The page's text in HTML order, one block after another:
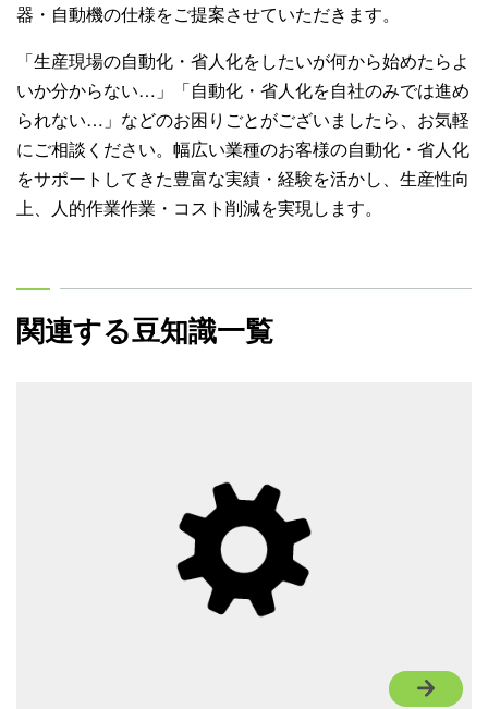
器・自動機の仕様をご提案させていただきます。
「生産現場の自動化・省人化をしたいが何から始めたらよ
いか分からない…」「自動化・省人化を自社のみでは進め
られない…」などのお困りごとがございましたら、お気軽
にご相談ください。幅広い業種のお客様の自動化・省人化
をサポートしてきた豊富な実績・経験を活かし、生産性向
上、人的作業作業・コスト削減を実現します。
関連する豆知識一覧